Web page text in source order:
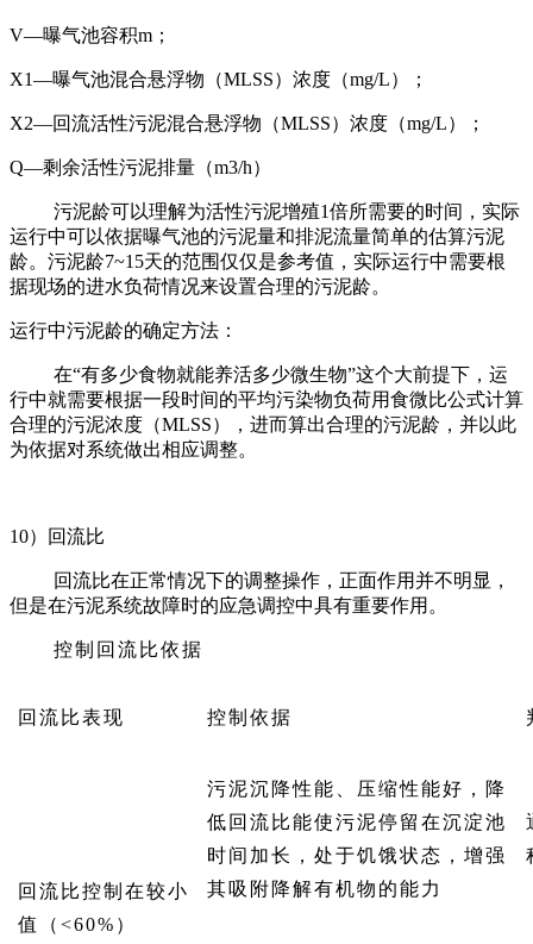
V—曝气池容积m；
X1—曝气池混合悬浮物（MLSS）浓度（mg/L）；
X2—回流活性污泥混合悬浮物（MLSS）浓度（mg/L）；
Q—剩余活性污泥排量（m3/h）
污泥龄可以理解为活性污泥增殖1倍所需要的时间，实际
运行中可以依据曝气池的污泥量和排泥流量简单的估算污泥
龄。污泥龄7~15天的范围仅仅是参考值，实际运行中需要根
据现场的进水负荷情况来设置合理的污泥龄。
运行中污泥龄的确定方法：
在“有多少食物就能养活多少微生物”这个大前提下，运
行中就需要根据一段时间的平均污染物负荷用食微比公式计算
合理的污泥浓度（MLSS），进而算出合理的污泥龄，并以此
为依据对系统做出相应调整。
10）回流比
回流比在正常情况下的调整操作，正面作用并不明显，
但是在污泥系统故障时的应急调控中具有重要作用。
控制回流比依据
回流比表现 控制依据
回流比控制在较小
值（<60%）
污泥沉降性能、压缩性能好，降
低回流比能使污泥停留在沉淀池
时间加长，处于饥饿状态，增强
其吸附降解有机物的能力